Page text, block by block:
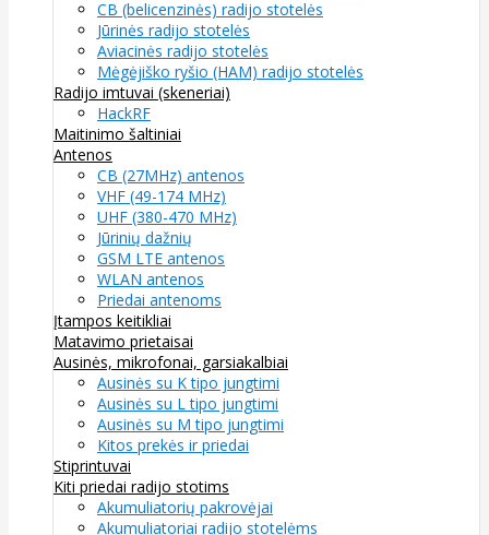
CB (belicenzinės) radijo stotelės
Jūrinės radijo stotelės
Aviacinės radijo stotelės
Mėgėjiško ryšio (HAM) radijo stotelės
Radijo imtuvai (skeneriai)
HackRF
Maitinimo šaltiniai
Antenos
CB (27MHz) antenos
VHF (49-174 MHz)
UHF (380-470 MHz)
Jūrinių dažnių
GSM LTE antenos
WLAN antenos
Priedai antenoms
Įtampos keitikliai
Matavimo prietaisai
Ausinės, mikrofonai, garsiakalbiai
Ausinės su K tipo jungtimi
Ausinės su L tipo jungtimi
Ausinės su M tipo jungtimi
Kitos prekės ir priedai
Stiprintuvai
Kiti priedai radijo stotims
Akumuliatorių pakrovėjai
Akumuliatoriai radijo stotelėms